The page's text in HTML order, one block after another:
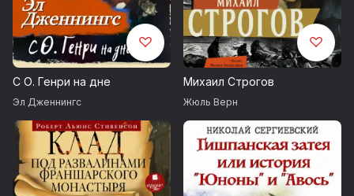
С О. Генри на дне
Эл Дженнингс
Михаил Строгов
Жюль Верн